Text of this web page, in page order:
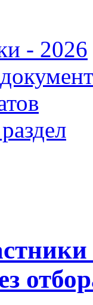
- 2026